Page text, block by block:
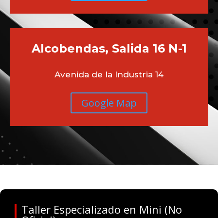
Alcobendas, Salida 16 N-1
Avenida de la Industria 14
Google Map
Taller Especializado en Mini (No